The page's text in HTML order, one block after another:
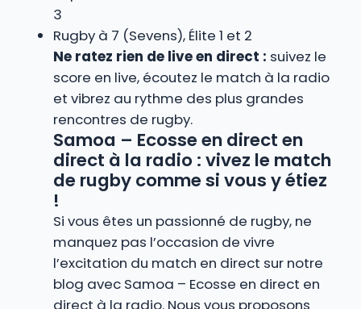
3
Rugby à 7 (Sevens), Élite 1 et 2
Ne ratez rien de live en direct : suivez le
score en live, écoutez le match à la radio
et vibrez au rythme des plus grandes
rencontres de rugby.
Samoa – Ecosse en direct en
direct à la radio : vivez le match
de rugby comme si vous y étiez
!
Si vous êtes un passionné de rugby, ne
manquez pas l’occasion de vivre
l’excitation du match en direct sur notre
blog avec Samoa – Ecosse en direct en